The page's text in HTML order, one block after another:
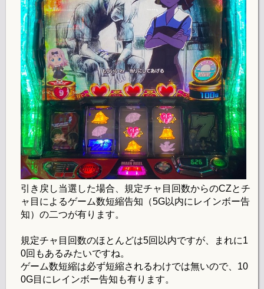
引き戻し当選した場合、規定チャ目回数からのCZとチ
ャ目によるゲーム数短縮告知（5G以内にレインボー告
知）の二つが有ります。
規定チャ目回数のほとんどは5回以内ですが、まれに1
0回もあるみたいですね。
ゲーム数短縮は必ず短縮されるわけでは無いので、10
0G目にレインボー告知も有ります。